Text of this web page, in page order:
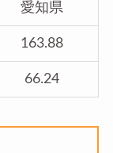
愛知県
163.88
66.24